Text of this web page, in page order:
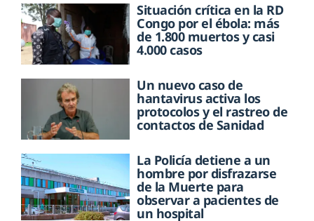
Situación crítica en la RD
Congo por el ébola: más
de 1.800 muertos y casi
4.000 casos
Un nuevo caso de
hantavirus activa los
protocolos y el rastreo de
contactos de Sanidad
La Policía detiene a un
hombre por disfrazarse
de la Muerte para
observar a pacientes de
un hospital